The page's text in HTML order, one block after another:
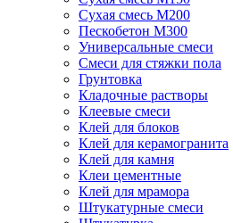
Сухая смесь М200
Пескобетон М300
Универсальные смеси
Смеси для стяжки пола
Грунтовка
Кладочные растворы
Клеевые смеси
Клей для блоков
Клей для керамогранита
Клей для камня
Клеи цементные
Клей для мрамора
Штукатурные смеси